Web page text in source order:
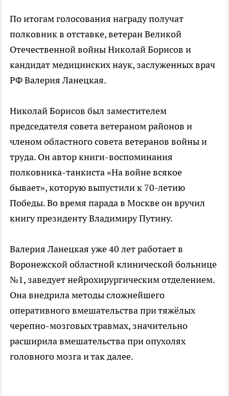
По итогам голосования награду получат
полковник в отставке, ветеран Великой
Отечественной войны Николай Борисов и
кандидат медицинских наук, заслуженных врач
РФ Валерия Ланецкая.
Николай Борисов был заместителем
председателя совета ветераном районов и
членом областного совета ветеранов войны и
труда. Он автор книги-воспоминания
полковника-танкиста «На войне всякое
бывает», которую выпустили к 70-летию
Победы. Во время парада в Москве он вручил
книгу президенту Владимиру Путину.
Валерия Ланецкая уже 40 лет работает в
Воронежской областной клинической больнице
№1, заведует нейрохирургическим отделением.
Она внедрила методы сложнейшего
оперативного вмешательства при тяжёлых
черепно-мозговых травмах, значительно
расширила вмешательства при опухолях
головного мозга и так далее.